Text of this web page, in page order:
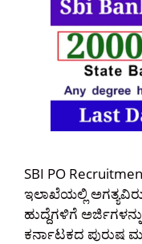
SBI PO
ಇಲಾಖೆಯಲ್ಲಿ
ಹುದ್ದೆಗಳಿಗೆ
ಕರ್ನಾಟಕದ ಪುರುಷ